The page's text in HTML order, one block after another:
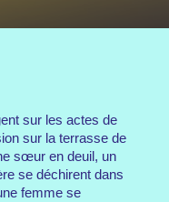
sur les actes de
sur la terrasse de
sœur en deuil, un
se déchirent dans
femme se